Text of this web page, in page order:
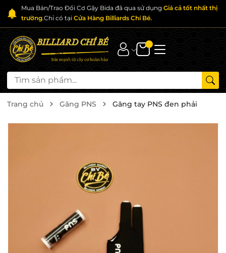
Mua Bán/Trao Đổi Cơ Gậy Bida đã qua sử dụng Giá cả tốt nhất thị
trường.Chỉ có tại Cửa Hàng Billiards Chí Bé.
Trang chủ Găng PNS Găng tay PNS đen phải